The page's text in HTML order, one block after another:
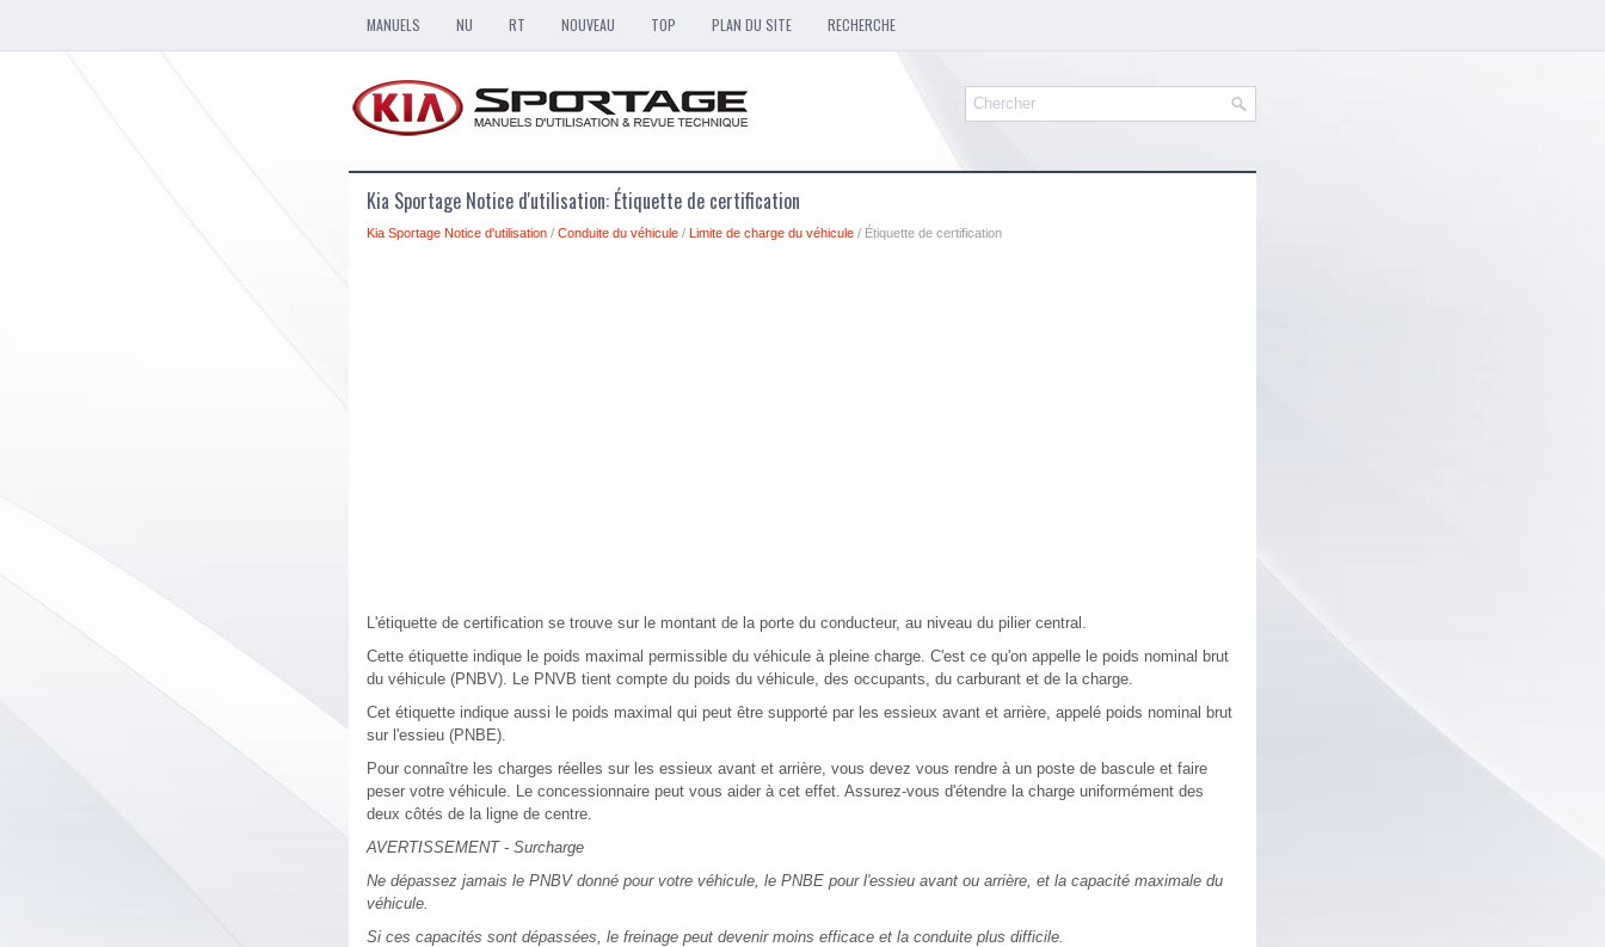
MANUELS NU RT NOUVEAU TOP PLAN DU SITE RECHERCHE
Kia Sportage Notice d'utilisation: Étiquette de certification
Kia Sportage Notice d'utilisation / Conduite du véhicule / Limite de charge du véhicule / Étiquette de certification
L'étiquette de certification se trouve sur le montant de la porte du conducteur, au niveau du pilier central.
Cette étiquette indique le poids maximal permissible du véhicule à pleine charge. C'est ce qu'on appelle le poids nominal brut
du véhicule (PNBV). Le PNVB tient compte du poids du véhicule, des occupants, du carburant et de la charge.
Cet étiquette indique aussi le poids maximal qui peut être supporté par les essieux avant et arrière, appelé poids nominal brut
sur l'essieu (PNBE).
Pour connaître les charges réelles sur les essieux avant et arrière, vous devez vous rendre à un poste de bascule et faire
peser votre véhicule. Le concessionnaire peut vous aider à cet effet. Assurez-vous d'étendre la charge uniformément des
deux côtés de la ligne de centre.
AVERTISSEMENT - Surcharge
Ne dépassez jamais le PNBV donné pour votre véhicule, le PNBE pour l'essieu avant ou arrière, et la capacité maximale du
véhicule.
Si ces capacités sont dépassées, le freinage peut devenir moins efficace et la conduite plus difficile.